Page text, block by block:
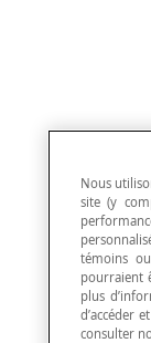
Nous
site (y
témoins
pourraient
plus
d’accéder
consulter